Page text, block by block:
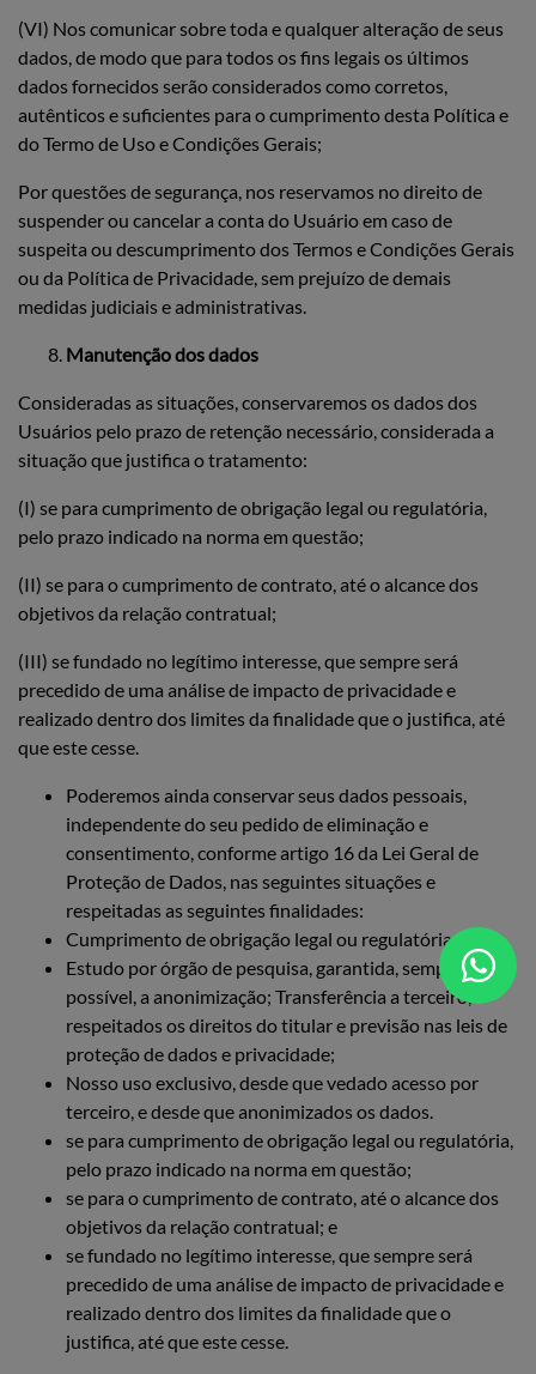
(VI) Nos comunicar sobre toda e qualquer alteração de seus
dados, de modo que para todos os fins legais os últimos
dados fornecidos serão considerados como corretos,
autênticos e suficientes para o cumprimento desta Política e
do Termo de Uso e Condições Gerais;
Por questões de segurança, nos reservamos no direito de
suspender ou cancelar a conta do Usuário em caso de
suspeita ou descumprimento dos Termos e Condições Gerais
ou da Política de Privacidade, sem prejuízo de demais
medidas judiciais e administrativas.
Manutenção dos dados
Consideradas as situações, conservaremos os dados dos
Usuários pelo prazo de retenção necessário, considerada a
situação que justifica o tratamento:
(I) se para cumprimento de obrigação legal ou regulatória,
pelo prazo indicado na norma em questão;
(II) se para o cumprimento de contrato, até o alcance dos
objetivos da relação contratual;
(III) se fundado no legítimo interesse, que sempre será
precedido de uma análise de impacto de privacidade e
realizado dentro dos limites da finalidade que o justifica, até
que este cesse.
Poderemos ainda conservar seus dados pessoais,
independente do seu pedido de eliminação e
consentimento, conforme artigo 16 da Lei Geral de
Proteção de Dados, nas seguintes situações e
respeitadas as seguintes finalidades:
Cumprimento de obrigação legal ou regulatória;
Estudo por órgão de pesquisa, garantida, sempre que
possível, a anonimização; Transferência a terceiro,
respeitados os direitos do titular e previsão nas leis de
proteção de dados e privacidade;
Nosso uso exclusivo, desde que vedado acesso por
terceiro, e desde que anonimizados os dados.
se para cumprimento de obrigação legal ou regulatória,
pelo prazo indicado na norma em questão;
se para o cumprimento de contrato, até o alcance dos
objetivos da relação contratual; e
se fundado no legítimo interesse, que sempre será
precedido de uma análise de impacto de privacidade e
realizado dentro dos limites da finalidade que o
justifica, até que este cesse.